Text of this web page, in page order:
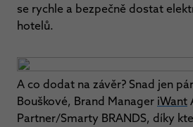
se rychle a bezpečně dostat
hotelů.
A co dodat na závěr? Snad jen
Bouškové, Brand Manager iWant
Partner/Smarty BRANDS, díky